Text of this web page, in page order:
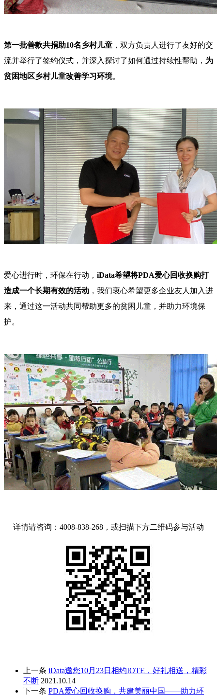
第一批善款共捐助10名乡村儿童 ，双方负责人进行了友好的交
流并举行了签约仪式，并深入探讨了如何通过持续性帮助， 为
贫困地区乡村儿童改善学习环境。
爱心进行时，环保在行动， iData希望将PDA爱心回收换购打
造成一个长期有效的活动 ，我们衷心希望更多企业友人加入进
来，通过这一活动共同帮助更多的贫困儿童，并助力环境保
护。
详情请咨询： 4008-838-268，或扫描下方二维码参与活动
上一条 iData邀您10月23日相约IOTE，好礼相送，精彩
不断 2021.10.14
下一条 PDA爱心回收换购，共建美丽中国——助力环